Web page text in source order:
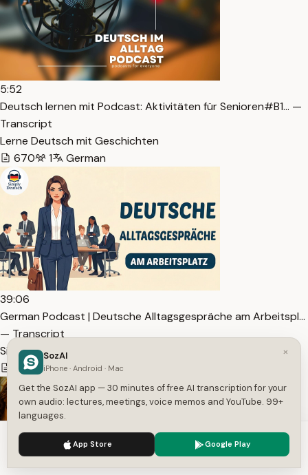
5:52
Deutsch lernen mit Podcast: Aktivitäten für Senioren#B1… —
Transcript
Lerne Deutsch mit Geschichten
670
1 German
39:06
German Podcast | Deutsche Alltagsgespräche am Arbeitspl…
— Transcript
Simply Deutsch
5,552
1 German
We use cookies to enhance your experience.
×
SozAI
iPhone · Android · Mac
Get the SozAI app — 30 minutes of free AI transcription for your
own audio: lectures, meetings, voice memos and YouTube. 99+
languages.
App Store Google Play